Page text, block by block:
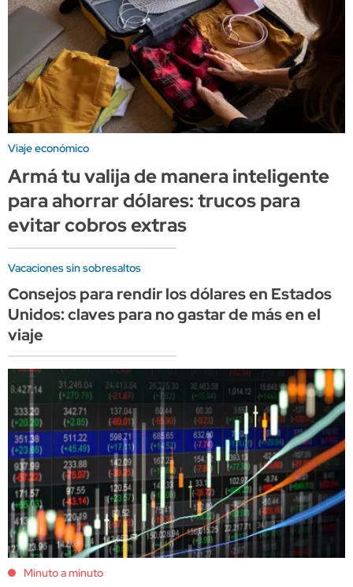
Viaje económico
Armá tu valija de manera inteligente
para ahorrar dólares: trucos para
evitar cobros extras
Vacaciones sin sobresaltos
Consejos para rendir los dólares en Estados
Unidos: claves para no gastar de más en el
viaje
Minuto a minuto